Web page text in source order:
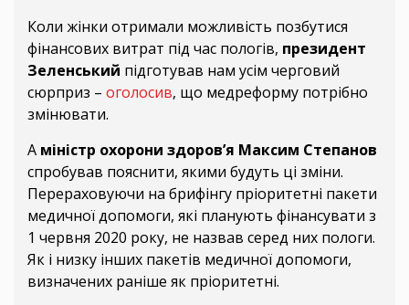
Коли жінки отримали можливість позбутися
фінансових витрат під час пологів, президент
Зеленський підготував нам усім черговий
сюрприз – оголосив, що медреформу потрібно
змінювати.
А міністр охорони здоров’я Максим Степанов
спробував пояснити, якими будуть ці зміни.
Перераховуючи на брифінгу пріоритетні пакети
медичної допомоги, які планують фінансувати з
1 червня 2020 року, не назвав серед них пологи.
Як і низку інших пакетів медичної допомоги,
визначених раніше як пріоритетні.